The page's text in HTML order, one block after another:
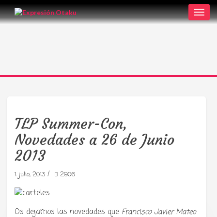
TLP Summer-Con,
Novedades a 26 de Junio
2013
1 julio, 2013 / 2906
Os dejamos las novedades que Francisco Javier Mateo